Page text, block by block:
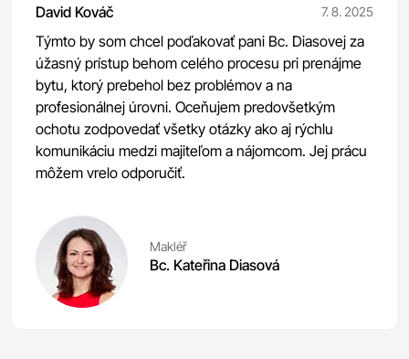
David Kováč 7. 8. 2025
Týmto by som chcel poďakovať pani Bc. Diasovej za
úžasný prístup behom celého procesu pri prenájme
bytu, ktorý prebehol bez problémov a na
profesionálnej úrovni. Oceňujem predovšetkým
ochotu zodpovedať všetky otázky ako aj rýchlu
komunikáciu medzi majiteľom a nájomcom. Jej prácu
môžem vrelo odporučiť.
Makléř
Bc. Kateřina Diasová